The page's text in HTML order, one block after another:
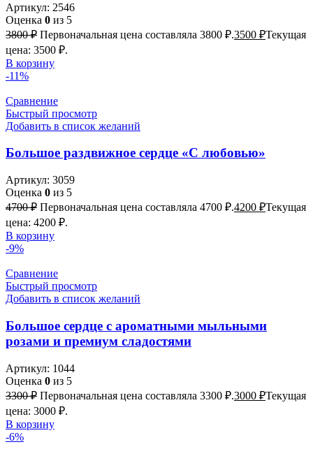
Артикул: 2546
Оценка 0 из 5
3800₽ Первоначальная цена составляла 3800 ₽.3500 ₽Текущая
цена: 3500 ₽.
В корзину
-11%
Сравнение
Быстрый просмотр
Добавить в список желаний
Большое раздвижное сердце «С любовью»
Артикул: 3059
Оценка 0 из 5
4700₽ Первоначальная цена составляла 4700 ₽.4200 ₽Текущая
цена: 4200 ₽.
В корзину
-9%
Сравнение
Быстрый просмотр
Добавить в список желаний
Большое сердце с ароматными мыльными
розами и премиум сладостями
Артикул: 1044
Оценка 0 из 5
3300₽ Первоначальная цена составляла 3300 ₽.3000 ₽Текущая
цена: 3000 ₽.
В корзину
-6%